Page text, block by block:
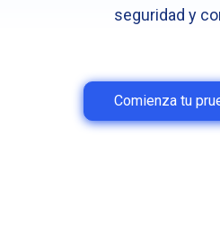
seguridad y
Comienza tu